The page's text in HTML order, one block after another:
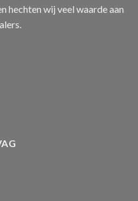
hechten wij veel waarde aan